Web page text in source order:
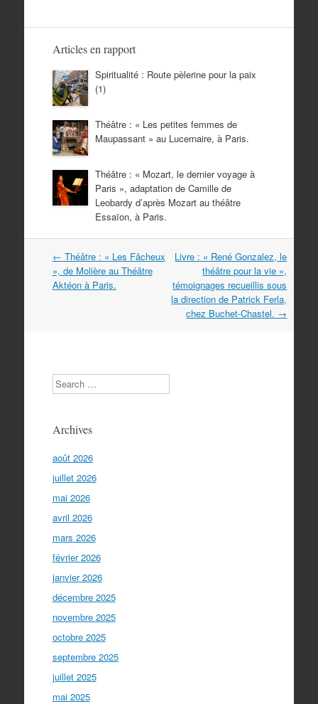
Articles en rapport
Spiritualité : Route pèlerine pour la paix
(1)
Théâtre : « Les petites femmes de
Maupassant » au Lucernaire, à Paris.
Théâtre : « Mozart, le dernier voyage à
Paris », adaptation de Camille de
Leobardy d’après Mozart au théâtre
Essaïon, à Paris.
Navigation
dans
les
← Théâtre : « Les Fâcheux
», de Molière au Théâtre
Aktéon à Paris.
Livre : « René Gonzalez, le
théâtre pour la vie »,
témoignages recueillis sous
la direction de Patrick Ferla,
chez Buchet-Chastel. →
Search
Archives
août 2026
juillet 2026
mai 2026
avril 2026
mars 2026
février 2026
janvier 2026
décembre 2025
novembre 2025
octobre 2025
septembre 2025
juillet 2025
mai 2025